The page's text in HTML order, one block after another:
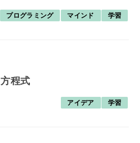
プログラミング マインド 学習
程式
アイデア 学習